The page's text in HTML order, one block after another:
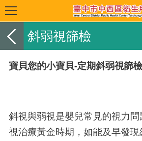
斜弱視篩檢
寶貝您的小寶貝-定期斜弱視篩檢
斜視與弱視是嬰兒常見的視力
視治療黃金時期，如能及早發